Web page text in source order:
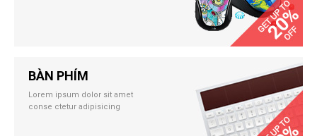
BÀN PHÍM
Lorem ipsum dolor sit amet
conse ctetur adipisicing